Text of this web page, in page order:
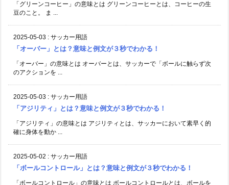
「グリーンコーヒー」の意味とは グリーンコーヒーとは、コーヒーの生
豆のこと。 ま ...
2025-05-03 : サッカー用語
「オーバー」とは？意味と例文が３秒でわかる！
「オーバー」の意味とは オーバーとは、サッカーで「ボールに触らず次
のアクションを ...
2025-05-03 : サッカー用語
「アジリティ」とは？意味と例文が３秒でわかる！
「アジリティ」の意味とは アジリティとは、サッカーにおいて素早く的
確に身体を動か ...
2025-05-02 : サッカー用語
「ボールコントロール」とは？意味と例文が３秒でわかる！
「ボールコントロール」の意味とは ボールコントロールとは、ボールを